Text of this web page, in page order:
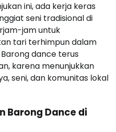
ini, ada kerja keras
seni tradisional di
jam untuk
tari terhimpun dalam
dance terus
karena menunjukkan
seni, dan komunitas lokal
Barong Dance di